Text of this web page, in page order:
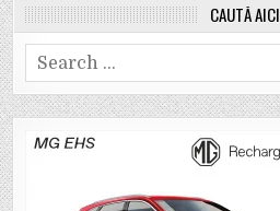
CAUTĂ AICI
Search
for: